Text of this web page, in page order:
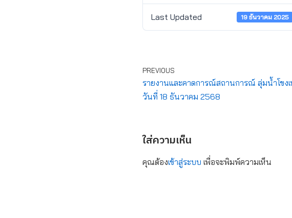
Last Updated 19 ธันวาคม 2025
PREVIOUS
รายงานและคาดการณ์สถานการณ์ ลุ่มน้ำโขง
วันที่ 18 ธันวาคม 2568
ใส่ความเห็น
คุณต้องเข้าสู่ระบบ เพื่อจะพิมพ์ความเห็น